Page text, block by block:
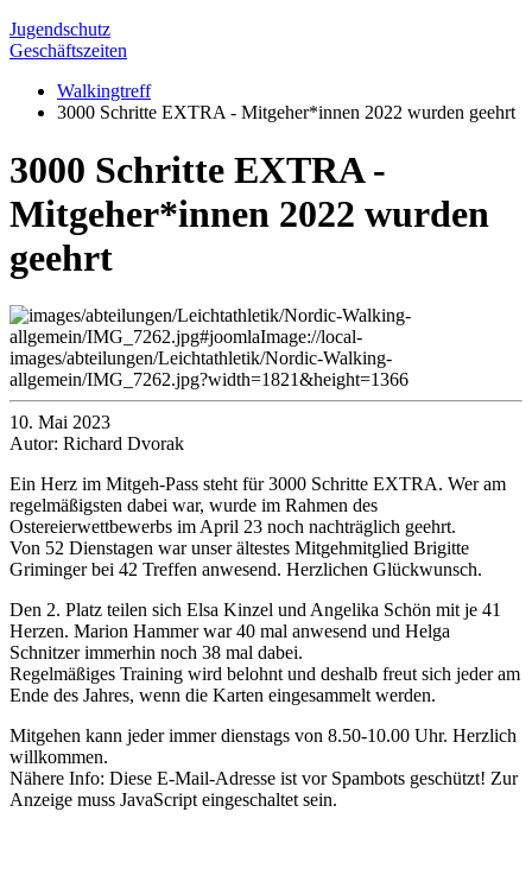
Jugendschutz
Geschäftszeiten
Walkingtreff
3000 Schritte EXTRA - Mitgeher*innen 2022 wurden geehrt
3000 Schritte EXTRA -
Mitgeher*innen 2022 wurden
geehrt
10. Mai 2023
Autor: Richard Dvorak
Ein Herz im Mitgeh-Pass steht für 3000 Schritte EXTRA. Wer am
regelmäßigsten dabei war, wurde im Rahmen des
Ostereierwettbewerbs im April 23 noch nachträglich geehrt.
Von 52 Dienstagen war unser ältestes Mitgehmitglied Brigitte
Griminger bei 42 Treffen anwesend. Herzlichen Glückwunsch.
Den 2. Platz teilen sich Elsa Kinzel und Angelika Schön mit je 41
Herzen. Marion Hammer war 40 mal anwesend und Helga
Schnitzer immerhin noch 38 mal dabei.
Regelmäßiges Training wird belohnt und deshalb freut sich jeder am
Ende des Jahres, wenn die Karten eingesammelt werden.
Mitgehen kann jeder immer dienstags von 8.50-10.00 Uhr. Herzlich
willkommen.
Nähere Info: Diese E-Mail-Adresse ist vor Spambots geschützt! Zur
Anzeige muss JavaScript eingeschaltet sein.